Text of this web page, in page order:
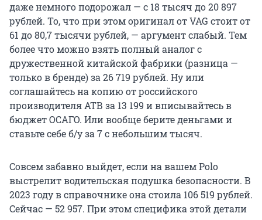
даже немного подорожал — с 18 тысяч до 20 897
рублей. То, что при этом оригинал от VAG стоит от
61 до 80,7 тысячи рублей, — аргумент слабый. Тем
более что можно взять полный аналог с
дружественной китайской фабрики (разница —
только в бренде) за 26 719 рублей. Ну или
соглашайтесь на копию от российского
производителя АТВ за 13 199 и вписывайтесь в
бюджет ОСАГО. Или вообще берите деньгами и
ставьте себе б/у за 7 с небольшим тысяч.
Совсем забавно выйдет, если на вашем Polo
выстрелит водительская подушка безопасности. В
2023 году в справочнике она стоила 106 519 рублей.
Сейчас — 52 957. При этом специфика этой детали